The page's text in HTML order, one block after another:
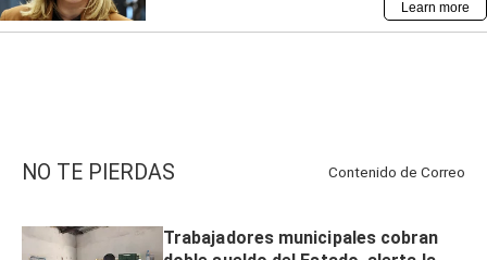
NO TE PIERDAS Contenido de Correo
Trabajadores municipales cobran